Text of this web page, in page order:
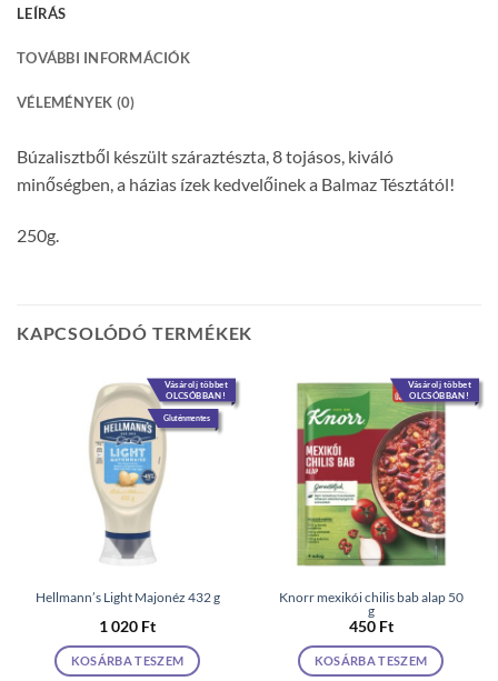
LEÍRÁS
TOVÁBBI INFORMÁCIÓK
VÉLEMÉNYEK (0)
Búzalisztből készült száraztészta, 8 tojásos, kiváló
minőségben, a házias ízek kedvelőinek a Balmaz Tésztától!
250g.
KAPCSOLÓDÓ TERMÉKEK
Vásárolj többet
OLCSÓBBAN!
Gluténmentes
Hellmann’s Light Majonéz 432 g
1 020 Ft
KOSÁRBA TESZEM
Vásárolj többet
OLCSÓBBAN!
Knorr mexikói chilis bab alap 50
g
450 Ft
KOSÁRBA TESZEM